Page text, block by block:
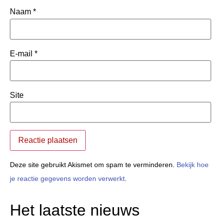
Naam *
E-mail *
Site
Deze site gebruikt Akismet om spam te verminderen. Bekijk hoe
je reactie gegevens worden verwerkt
Het laatste nieuws